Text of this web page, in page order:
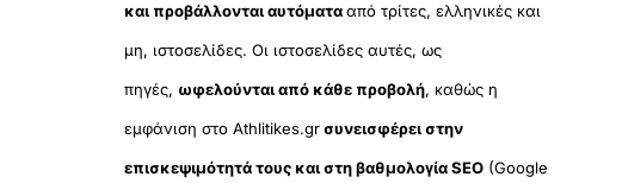
και προβάλλονται αυτόματααπό τρίτες, ελληνικές και
μη, ιστοσελίδες. Οι ιστοσελίδες αυτές, ως
πηγές, ωφελούνται από κάθε προβολή, καθώς η
εμφάνιση στο Athlitikes.grσυνεισφέρει στην
επισκεψιμότητά τους και στη βαθμολογία SEO(Google